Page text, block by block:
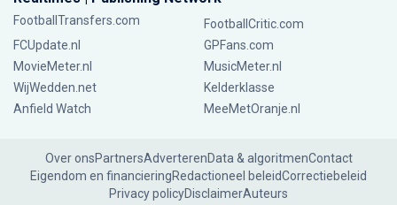
FootballTransfers.com
FootballCritic.com
FCUpdate.nl
GPFans.com
MovieMeter.nl
MusicMeter.nl
WijWedden.net
Kelderklasse
Anfield Watch
MeeMetOranje.nl
Over onsPartnersAdverterenData & algoritmenContact
Eigendom en financieringRedactioneel beleidCorrectiebeleid
Privacy policyDisclaimerAuteurs